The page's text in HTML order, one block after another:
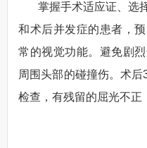
掌握手术适应证、选
和术后并发症的患者，
常的视觉功能。避免剧
周围头部的碰撞伤。术
检查，有残留的屈光不正